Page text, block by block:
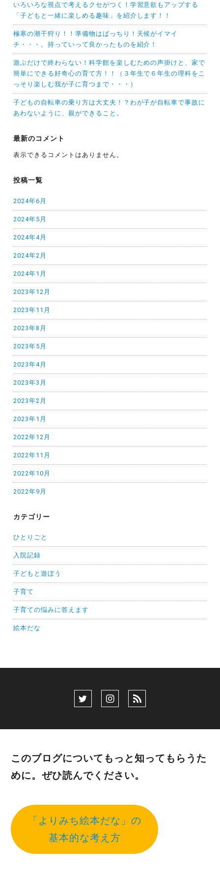
いろいろな視点で考えるクセがつく！学習意欲もアップする
「子どもと一緒に楽しめる趣味」を紹介します！！
極寒の潮干狩り！！準備物はばっちり！天候がイマイ
チ・・・。持っていって良かったものを紹介！
遊ぶだけで終わらない！科学館を楽しむための声掛けと、家で
簡単にできる好奇心の育て方！！（３年生で６年生の理科をこ
っそり楽しむ我が子に育つまで・・・）
子どもの自転車の乗り方は大丈夫！？わが子が自転車で事故に
あわないように、親ができること。
最新のコメント
表示できるコメントはありません。
投稿一覧
2024年6月
2024年5月
2024年4月
2024年2月
2024年1月
2023年12月
2023年11月
2023年8月
2023年5月
2023年4月
2023年3月
2023年2月
2023年1月
2022年12月
2022年11月
2022年10月
2022年9月
カテゴリー
ひとりごと
入院記録
子どもと遊ぼう
子育て
子育ての悩みに答えます
絵本だな
このブログについてもっと知ってもらうた
めに。ぜひ読んでください。
「よりみち絵本だな」の
基本的な考え方